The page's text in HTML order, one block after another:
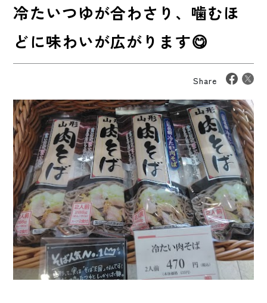
冷たいつゆが合わさり、噛むほ
どに味わいが広がります😋
Share